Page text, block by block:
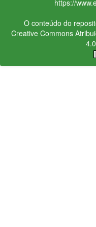
https://
O conteúdo do
Creative Commons